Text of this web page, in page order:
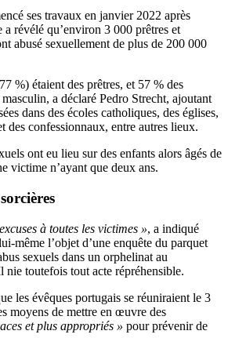
ses travaux en janvier 2022 après
a révélé qu’environ 3 000 prêtres et
abusé sexuellement de plus de 200 000
%) étaient des prêtres, et 57 % des
a déclaré Pedro Strecht, ajoutant
dans des écoles catholiques, des églises,
des confessionnaux, entre autres lieux.
ont eu lieu sur des enfants alors âgés de
victime n’ayant que deux ans.
à toutes les victimes », a indiqué
même l’objet d’une enquête du parquet
sexuels dans un orphelinat au
toutefois tout acte répréhensible.
les évêques portugais se réuniraient le 3
moyens de mettre en œuvre des
et plus appropriés » pour prévenir de